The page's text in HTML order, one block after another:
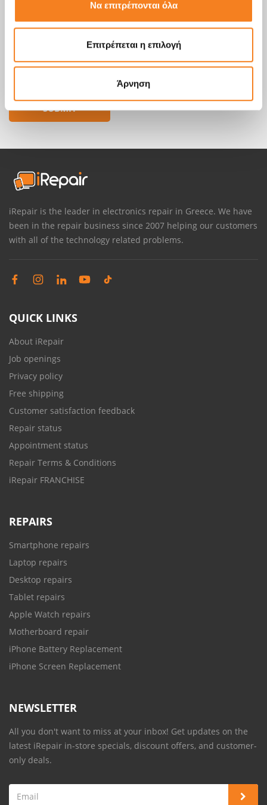
Να επιτρέπονται όλα
Επιτρέπεται η επιλογή
Άρνηση
iRepair is the leader in electronics repair in Greece. We have
been in the repair business since 2007 helping our customers
with all of the technology related problems.
QUICK LINKS
About iRepair
Job openings
Privacy policy
Free shipping
Customer satisfaction feedback
Repair status
Appointment status
Repair Terms & Conditions
iRepair FRANCHISE
REPAIRS
Smartphone repairs
Laptop repairs
Desktop repairs
Tablet repairs
Apple Watch repairs
Motherboard repair
iPhone Battery Replacement
iPhone Screen Replacement
NEWSLETTER
All you don't want to miss at your inbox! Get updates on the
latest iRepair in-store specials, discount offers, and customer-
only deals.